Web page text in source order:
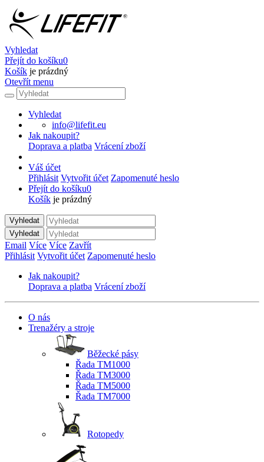
Vyhledat
Přejít do košíku0
Košík je prázdný
Otevřít menu
Vyhledat
info@lifefit.eu
Jak nakoupit?
Doprava a platba Vrácení zboží
Váš účet
Přihlásit Vytvořit účet Zapomenuté heslo
Přejít do košíku0
Košík je prázdný
Vyhledat
Vyhledat
Email Více Více Zavřít
Přihlásit Vytvořit účet Zapomenuté heslo
Jak nakoupit?
Doprava a platba Vrácení zboží
O nás
Trenažéry a stroje
Běžecké pásy
Řada TM1000
Řada TM3000
Řada TM5000
Řada TM7000
Rotopedy